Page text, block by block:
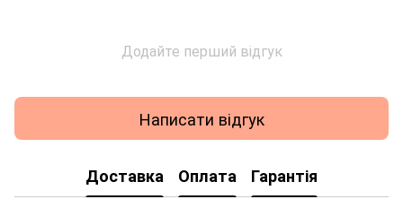
Додайте перший відгук
Написати відгук
Доставка Оплата Гарантія